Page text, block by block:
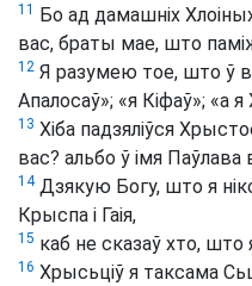
11
Бо ад дамашніх
вас, браты мае, што
12 Я разумею тое, што ў
Апалосаў»; «я Кіфаў»; «а
13 Хіба падзяліўся
вас? альбо ў імя Паўлава
14Дзякую Богу, што я
Крыспа і Гаія,
15 каб не сказаў хто, што
16 Хрысьціў я таксама